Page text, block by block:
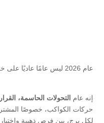
عام 2026 ليس عامًا عاديًا على خريطة الأبراج؛
إنه عام التحولات الحاسمة،
حركات الكواكب، خصوصًا
لكل برج، بين فرص ذهبية